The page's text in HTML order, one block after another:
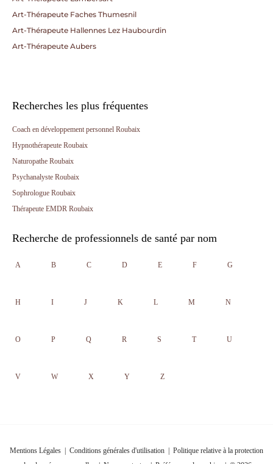
Art-Thérapeute Faches Thumesnil
Art-Thérapeute Hallennes Lez Haubourdin
Art-Thérapeute Aubers
Recherches les plus fréquentes
Coach en développement personnel Roubaix
Hypnothérapeute Roubaix
Naturopathe Roubaix
Psychanalyste Roubaix
Sophrologue Roubaix
Thérapeute EMDR Roubaix
Recherche de professionnels de santé par nom
A B C D E F G
H I J K L M N
O P Q R S T U
V W X Y Z
Mentions Légales Conditions générales d'utilisation
Politique relative à la protection